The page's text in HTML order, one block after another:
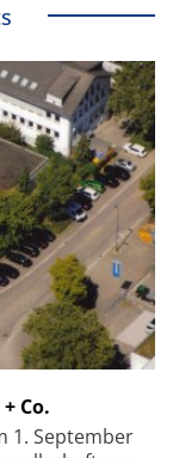
Co.
1. September